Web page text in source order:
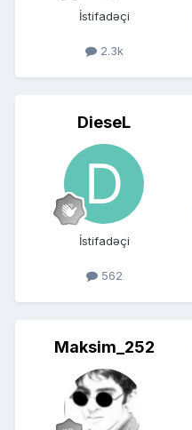
İstifadəçi
2.3k
DieseL
İstifadəçi
562
Maksim_252